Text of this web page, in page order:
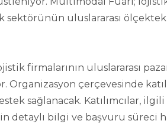
uluslararası
firmalarının uluslararası
çerçevesinde
sağlanacak. Katılımcılar,
detaylı bilgi ve başvuru süreci